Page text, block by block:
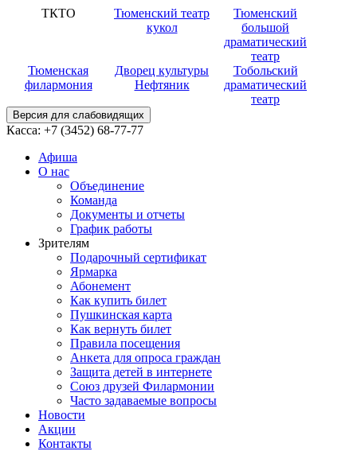
ТКТО
Тюменский театр
кукол
Тюменский
большой
драматический
театр
Тюменская
филармония
Дворец культуры
Нефтяник
Тобольский
драматический
театр
Версия для слабовидящих
Касса: +7 (3452) 68-77-77
Афиша
О нас
Объединение
Команда
Документы и отчеты
График работы
Зрителям
Подарочный сертификат
Ярмарка
Абонемент
Как купить билет
Пушкинская карта
Как вернуть билет
Правила посещения
Анкета для опроса граждан
Защита детей в интернете
Союз друзей Филармонии
Часто задаваемые вопросы
Новости
Акции
Контакты